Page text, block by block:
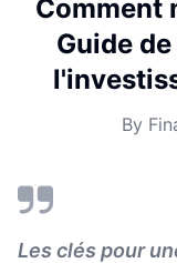
Comment
Guide
By
Les clés pour